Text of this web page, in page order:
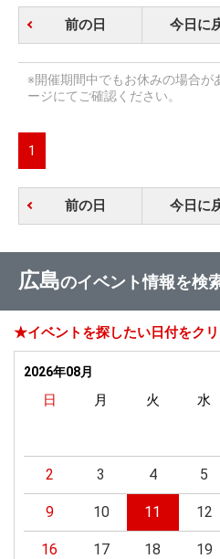
前の日 今日に
※開催期間中でもお休みの場合が
ージにてご確認ください。
1
前の日 今日に
広島のイベント情報を検
★イベントを探したい日付をクリ
2026年08月
日 月 火 水
2 3 4 5
9 10 11 12
16 17 18 19